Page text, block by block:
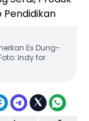
Es Dung-
Indy for